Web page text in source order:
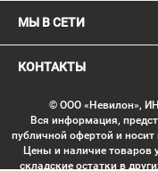
МЫ В СЕТИ
КОНТАКТЫ
© ООО «Невилон»,
Вся информация,
публичной офертой и
Цены и наличие товаров
складские остатки в